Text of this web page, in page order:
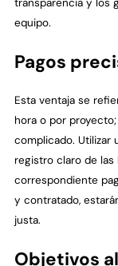
equipo.
Pagos
Esta ventaja se
hora o por
complicado. Utilizar
registro claro de las
correspondiente
y contratado,
justa.
Objetivos